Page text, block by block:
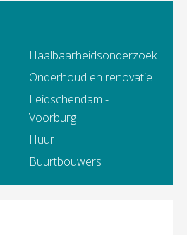
Haalbaarheidsonderzoek
Onderhoud en renovatie
Leidschendam -
Voorburg
Huur
Buurtbouwers